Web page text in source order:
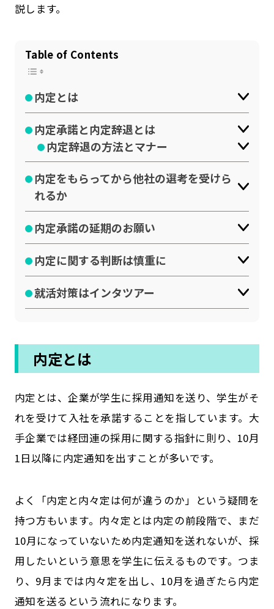
公式SNSはこちら
説します。
Table of Contents
内定とは
内定承諾と内定辞退とは
内定辞退の方法とマナー
内定をもらってから他社の選考を受けら
れるか
内定承諾の延期のお願い
内定に関する判断は慎重に
就活対策はインタツアー
内定とは
内定とは、企業が学生に採用通知を送り、学生がそ
れを受けて入社を承諾することを指しています。大
手企業では経団連の採用に関する指針に則り、10月
1日以降に内定通知を出すことが多いです。
よく「内定と内々定は何が違うのか」という疑問を
持つ方もいます。内々定とは内定の前段階で、まだ
10月になっていないため内定通知を送れないが、採
用したいという意思を学生に伝えるものです。つま
り、9月までは内々定を出し、10月を過ぎたら内定
通知を送るという流れになります。